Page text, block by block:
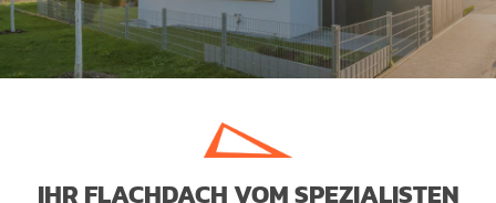
IHR FLACHDACH VOM SPEZIALISTEN